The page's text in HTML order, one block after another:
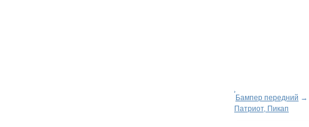
Бампер передний →
Патриот, Пикап